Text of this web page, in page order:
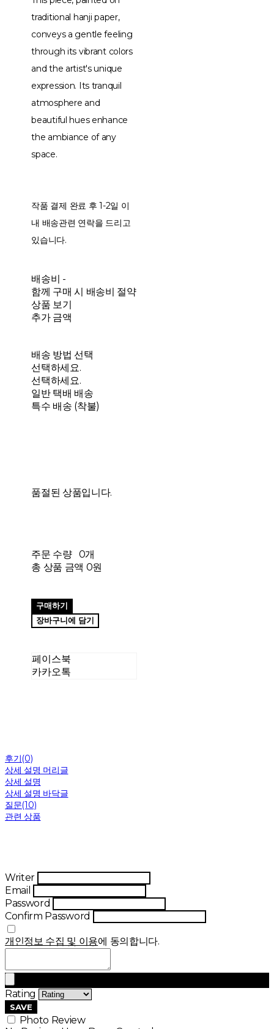
traditional hanji paper,
conveys a gentle feeling
through its vibrant colors
and the artist's unique
expression. Its tranquil
atmosphere and
beautiful hues enhance
the ambiance of any
space.
작품 결제 완료 후 1-2일 이
내 배송관련 연락을 드리고
있습니다.
배송비 -
함께 구매 시 배송비 절약
상품 보기
추가 금액
배송 방법 선택
선택하세요.
선택하세요.
일반 택배 배송
특수 배송 (착불)
품절된 상품입니다.
주문 수량
0개
총 상품 금액 0원
구매하기
장바구니에 담기
페이스북
카카오톡
후기(0)
상세 설명 머리글
상세 설명
상세 설명 바닥글
질문(10)
관련 상품
Writer
Email
Password
Confirm Password
개인정보 수집 및 이용에 동의합니다.
Rating
SAVE
Photo Review